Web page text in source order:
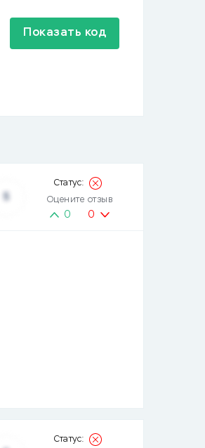
Показать код
Оцените отзыв
0 0